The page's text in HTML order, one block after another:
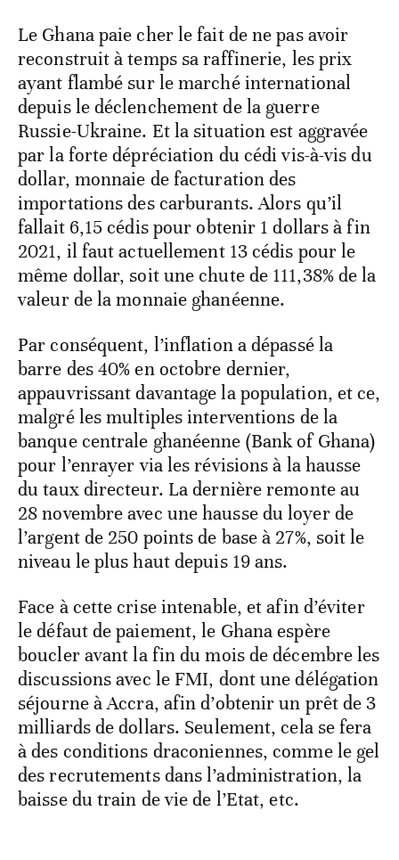
Le Ghana paie cher le fait de ne pas avoir
reconstruit à temps sa raffinerie, les prix
ayant flambé sur le marché international
depuis le déclenchement de la guerre
Russie-Ukraine. Et la situation est aggravée
par la forte dépréciation du cédi vis-à-vis du
dollar, monnaie de facturation des
importations des carburants. Alors qu’il
fallait 6,15 cédis pour obtenir 1 dollars à fin
2021, il faut actuellement 13 cédis pour le
même dollar, soit une chute de 111,38% de la
valeur de la monnaie ghanéenne.
Par conséquent, l’inflation a dépassé la
barre des 40% en octobre dernier,
appauvrissant davantage la population, et ce,
malgré les multiples interventions de la
banque centrale ghanéenne (Bank of Ghana)
pour l’enrayer via les révisions à la hausse
du taux directeur. La dernière remonte au
28 novembre avec une hausse du loyer de
l’argent de 250 points de base à 27%, soit le
niveau le plus haut depuis 19 ans.
Face à cette crise intenable, et afin d’éviter
le défaut de paiement, le Ghana espère
boucler avant la fin du mois de décembre les
discussions avec le FMI, dont une délégation
séjourne à Accra, afin d’obtenir un prêt de 3
milliards de dollars. Seulement, cela se fera
à des conditions draconiennes, comme le gel
des recrutements dans l’administration, la
baisse du train de vie de l’Etat, etc.